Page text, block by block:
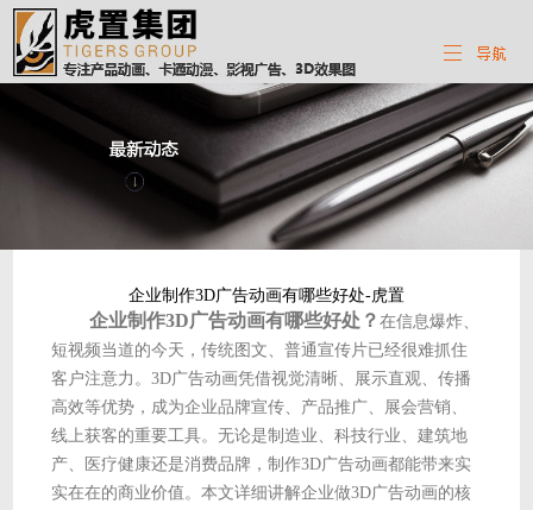
企业制作3D广告动画有哪些好处-虎置
企业制作3D广告动画有哪些好处？在信息爆炸、
短视频当道的今天，传统图文、普通宣传片已经很难抓住
客户注意力。3D广告动画凭借视觉清晰、展示直观、传播
高效等优势，成为企业品牌宣传、产品推广、展会营销、
线上获客的重要工具。无论是制造业、科技行业、建筑地
产、医疗健康还是消费品牌，制作3D广告动画都能带来实
实在在的商业价值。本文详细讲解企业做3D广告动画的核